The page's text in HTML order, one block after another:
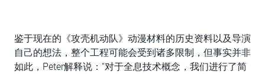
鉴于现在的《攻壳机动队》动漫材料的历史资料以及导演
自己的想法，整个工程可能会受到诸多限制，但事实并非
如此，Peter解释说：“对于全息技术概念，我们进行了简